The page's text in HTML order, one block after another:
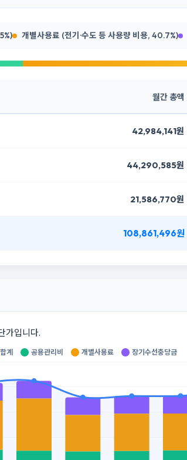
개별사용료 (전기·수도 등 사용량 비용, 40.7%)
월간 총액
42,984,141원
44,290,585원
21,586,770원
108,861,496원
가입니다.